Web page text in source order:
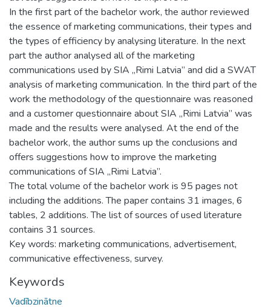
In the first part of the bachelor work, the author reviewed
the essence of marketing communications, their types and
the types of efficiency by analysing literature. In the next
part the author analysed all of the marketing
communications used by SIA „Rimi Latvia” and did a SWAT
analysis of marketing communication. In the third part of the
work the methodology of the questionnaire was reasoned
and a customer questionnaire about SIA „Rimi Latvia” was
made and the results were analysed. At the end of the
bachelor work, the author sums up the conclusions and
offers suggestions how to improve the marketing
communications of SIA „Rimi Latvia”.
The total volume of the bachelor work is 95 pages not
including the additions. The paper contains 31 images, 6
tables, 2 additions. The list of sources of used literature
contains 31 sources.
Key words: marketing communications, advertisement,
communicative effectiveness, survey.
Keywords
Vadībzinātne